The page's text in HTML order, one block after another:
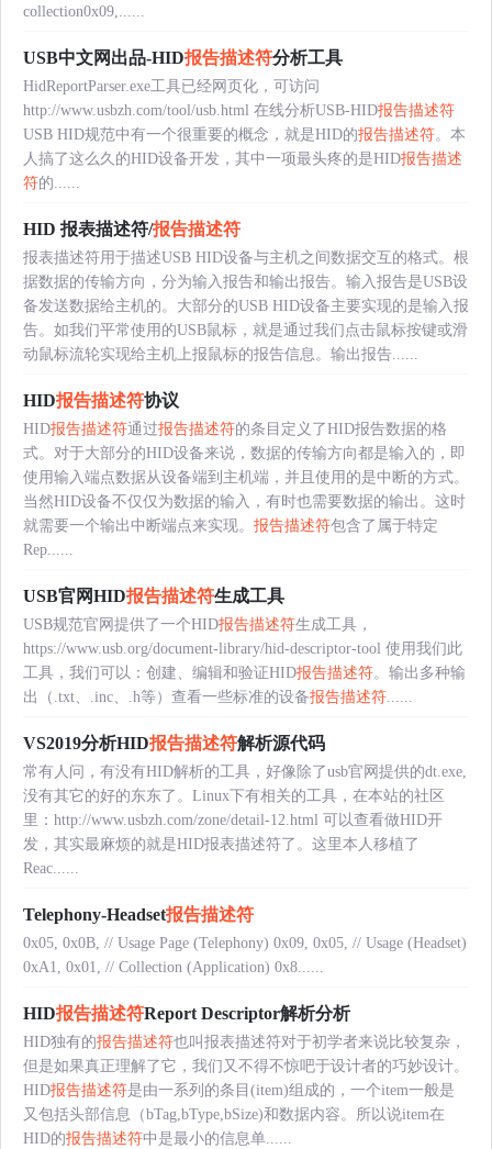
collection0x09,......
USB中文网出品-HID报告描述符分析工具
HidReportParser.exe工具已经网页化，可访问
http://www.usbzh.com/tool/usb.html 在线分析USB-HID报告描述符
USB HID规范中有一个很重要的概念，就是HID的报告描述符。本
人搞了这么久的HID设备开发，其中一项最头疼的是HID报告描述
符的......
HID 报表描述符/报告描述符
报表描述符用于描述USB HID设备与主机之间数据交互的格式。根
据数据的传输方向，分为输入报告和输出报告。输入报告是USB设
备发送数据给主机的。大部分的USB HID设备主要实现的是输入报
告。如我们平常使用的USB鼠标，就是通过我们点击鼠标按键或滑
动鼠标流轮实现给主机上报鼠标的报告信息。输出报告......
HID报告描述符协议
HID报告描述符通过报告描述符的条目定义了HID报告数据的格
式。对于大部分的HID设备来说，数据的传输方向都是输入的，即
使用输入端点数据从设备端到主机端，并且使用的是中断的方式。
当然HID设备不仅仅为数据的输入，有时也需要数据的输出。这时
就需要一个输出中断端点来实现。 报告描述符包含了属于特定
Rep......
USB官网HID报告描述符生成工具
USB规范官网提供了一个HID报告描述符生成工具，
https://www.usb.org/document-library/hid-descriptor-tool 使用我们此
工具，我们可以：创建、编辑和验证HID报告描述符。输出多种输
出（.txt、.inc、.h等）查看一些标准的设备报告描述符......
VS2019分析HID报告描述符解析源代码
常有人问，有没有HID解析的工具，好像除了usb官网提供的dt.exe,
没有其它的好的东东了。Linux下有相关的工具，在本站的社区
里：http://www.usbzh.com/zone/detail-12.html 可以查看做HID开
发，其实最麻烦的就是HID报表描述符了。这里本人移植了
Reac......
Telephony-Headset报告描述符
0x05, 0x0B, // Usage Page (Telephony) 0x09, 0x05, // Usage (Headset)
0xA1, 0x01, // Collection (Application) 0x8......
HID报告描述符Report Descriptor解析分析
HID独有的报告描述符也叫报表描述符对于初学者来说比较复杂，
但是如果真正理解了它，我们又不得不惊吧于设计者的巧妙设计。
HID报告描述符是由一系列的条目(item)组成的，一个item一般是
又包括头部信息（bTag,bType,bSize)和数据内容。所以说item在
HID的报告描述符中是最小的信息单......